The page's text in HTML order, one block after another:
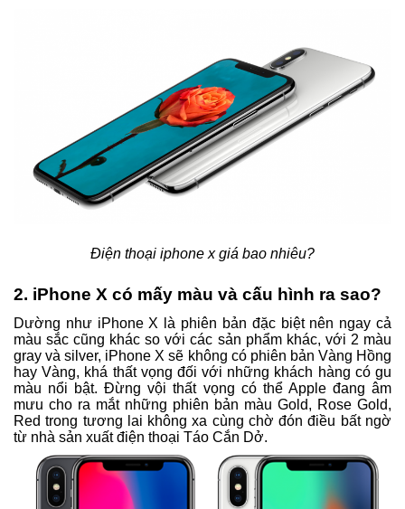
Điện thoại iphone x giá bao nhiêu?
2. iPhone X có mấy màu và cấu hình ra sao?
Dường như iPhone X là phiên bản đặc biệt nên ngay cả
màu sắc cũng khác so với các sản phẩm khác, với 2 màu
gray và silver, iPhone X sẽ không có phiên bản Vàng Hồng
hay Vàng, khá thất vọng đối với những khách hàng có gu
màu nổi bật. Đừng vội thất vọng có thể Apple đang âm
mưu cho ra mắt những phiên bản màu Gold, Rose Gold,
Red trong tương lai không xa cùng chờ đón điều bất ngờ
từ nhà sản xuất điện thoại Táo Cắn Dở.